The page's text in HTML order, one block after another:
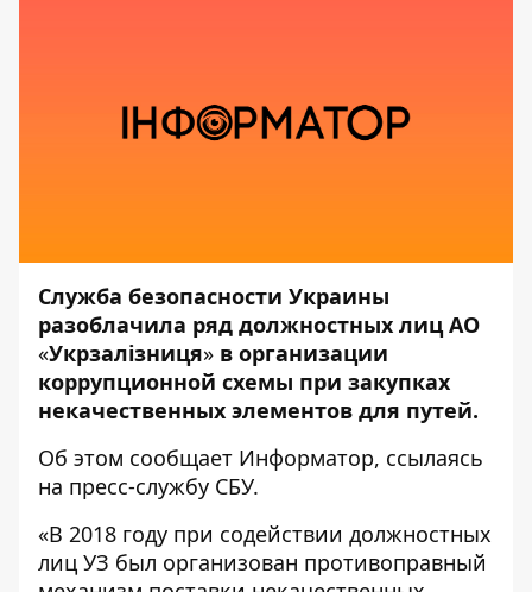
Служба безопасности Украины
разоблачила ряд должностных лиц АО
«Укрзалізниця» в организации
коррупционной схемы при закупках
некачественных элементов для путей.
Об этом сообщает Информатор, ссылаясь
на пресс-службу СБУ.
«В 2018 году при содействии должностных
лиц УЗ был организован противоправный